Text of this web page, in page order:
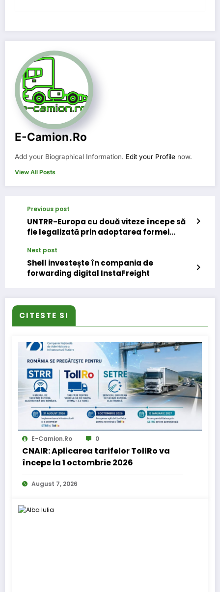
E-Camion.ro
Add your Biographical Information. Edit your Profile now.
View All Posts
Previous post
UNTRR-Europa cu două viteze începe să
fie legalizată prin adoptarea formei
Next post
Shell investește în compania de
forwarding digital InstaFreight
CITESTE SI
E-Camion.ro 0
CNAIR: Aplicarea tarifelor TollRo va
începe la 1 octombrie 2026
August 7, 2026